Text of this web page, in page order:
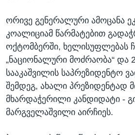
ორივე გენერალური ამოცანა
კოალიციამ წარმატებით
ოქტომბერში, ხელისუფლებას
„ნაციონალური მოძრაობა“ და
სააკაშვილის საპრეზიდენტო
შემდეგ, ახალი პრეზიდენტად
მხარდაჭერილი კანდიდატი -
მარგველაშვილი აირჩიეს.